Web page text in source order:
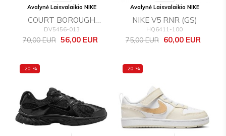
Avalynė Laisvalaikio NIKE
COURT BOROUGH
LOW RECRAFT (GS)
DV5456-013
Bazinė
70,00 EUR Kaina
56,00 EUR
Avalynė Laisvalaikio NIKE
NIKE V5 RNR (GS)
HQ6411-100
Bazinė
75,00 EUR Kaina
60,00 EUR
-20 % -20 %